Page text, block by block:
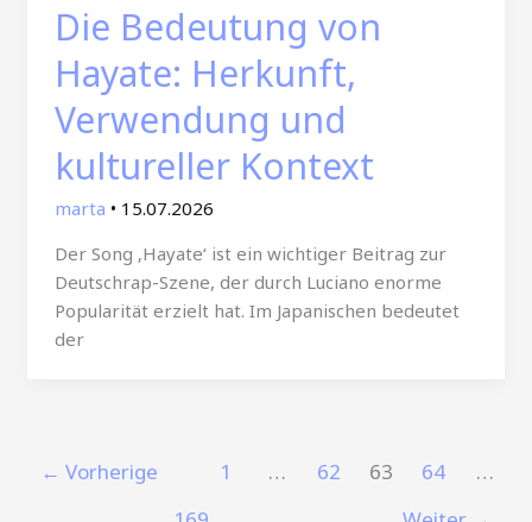
Die Bedeutung von
Hayate: Herkunft,
Verwendung und
kultureller Kontext
marta • 15.07.2026
Der Song ‚Hayate‘ ist ein wichtiger Beitrag zur
Deutschrap-Szene, der durch Luciano enorme
Popularität erzielt hat. Im Japanischen bedeutet
der
← Vorherige 1 … 62 63 64
…